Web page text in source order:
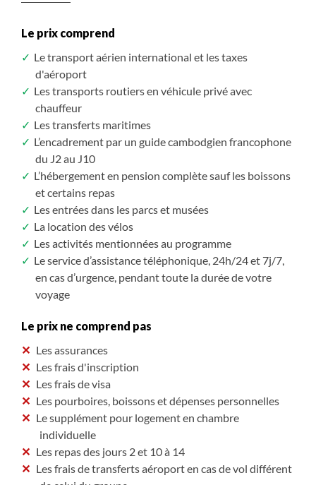
Le prix comprend
Le transport aérien international et les taxes
d'aéroport
Les transports routiers en véhicule privé avec
chauffeur
Les transferts maritimes
L’encadrement par un guide cambodgien francophone
du J2 au J10
L’hébergement en pension complète sauf les boissons
et certains repas
Les entrées dans les parcs et musées
La location des vélos
Les activités mentionnées au programme
Le service d’assistance téléphonique, 24h/24 et 7j/7,
en cas d’urgence, pendant toute la durée de votre
voyage
Le prix ne comprend pas
Les assurances
Les frais d'inscription
Les frais de visa
Les pourboires, boissons et dépenses personnelles
Le supplément pour logement en chambre
individuelle
Les repas des jours 2 et 10 à 14
Les frais de transferts aéroport en cas de vol différent